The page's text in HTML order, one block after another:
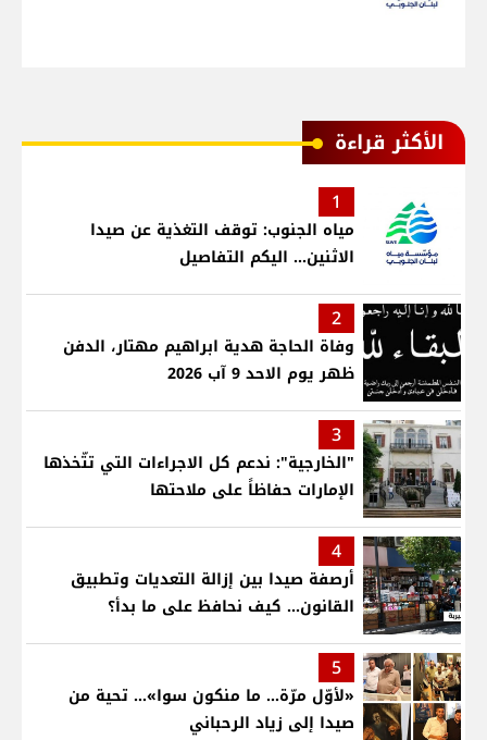
الأكثر قراءة
1
مياه الجنوب: توقف التغذية عن صيدا
الاثنين... اليكم التفاصيل
2
وفاة الحاجة هدية ابراهيم مهتار، الدفن
ظهر يوم الاحد 9 آب 2026
3
"الخارجية": ندعم كل الاجراءات التي تتّخذها
الإمارات حفاظاً على ملاحتها
4
أرصفة صيدا بين إزالة التعديات وتطبيق
القانون... كيف نحافظ على ما بدأ؟
5
«لأوّل مرّة… ما منكون سوا»… تحية من
صيدا إلى زياد الرحباني